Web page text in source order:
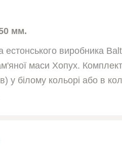
мм.
виробника
маси Хопух.
у білому кольорі або в